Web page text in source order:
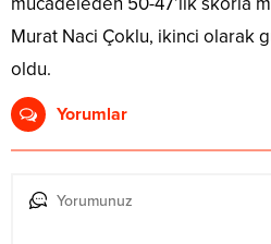
Murat Naci Çoklu, ikinci olarak
oldu.
Yorumlar